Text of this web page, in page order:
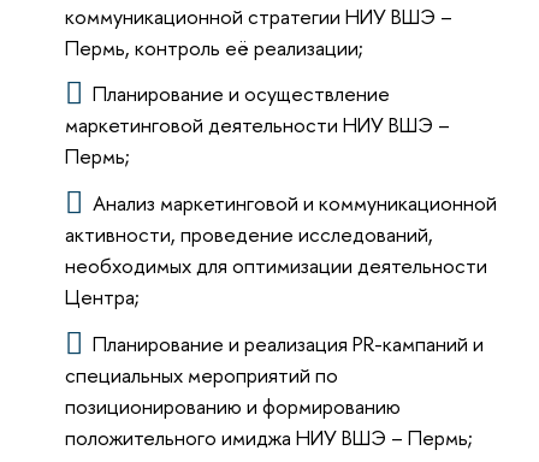
коммуникационной стратегии НИУ ВШЭ –
Пермь, контроль её реализации;
Планирование и осуществление
маркетинговой деятельности НИУ ВШЭ –
Пермь;
Анализ маркетинговой и коммуникационной
активности, проведение исследований,
необходимых для оптимизации деятельности
Центра;
Планирование и реализация PR-кампаний и
специальных мероприятий по
позиционированию и формированию
положительного имиджа НИУ ВШЭ – Пермь;